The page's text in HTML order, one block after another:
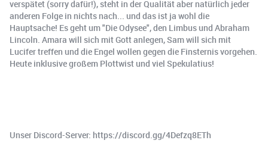
verspätet (sorry dafür!), steht in der Qualität aber natürlich jeder
anderen Folge in nichts nach... und das ist ja wohl die
Hauptsache! Es geht um "Die Odysee", den Limbus und Abraham
Lincoln. Amara will sich mit Gott anlegen, Sam will sich mit
Lucifer treffen und die Engel wollen gegen die Finsternis vorgehen.
Heute inklusive großem Plottwist und viel Spekulatius!
Unser Discord-Server: https://discord.gg/4Defzq8ETh